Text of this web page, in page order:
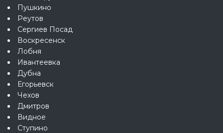
Пушкино
Реутов
Сергиев Посад
Воскресенск
Лобня
Ивантеевка
Дубна
Егорьевск
Чехов
Дмитров
Видное
Ступино